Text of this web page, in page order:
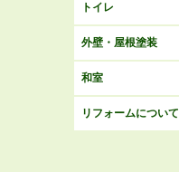
トイレ
外壁・屋根塗装
和室
リフォームについて